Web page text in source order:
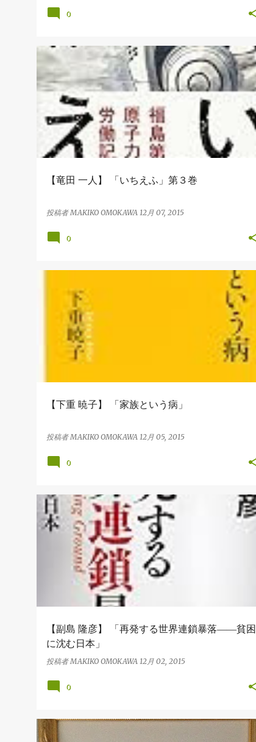
0
【竜田 一人】 「いちえふ」第３巻
投稿者MAKIKO OMOKAWA 12月 07, 2015
0
【下重 暁子】 「家族という病」
投稿者MAKIKO OMOKAWA 12月 05, 2015
0
【副島 隆彦】 「再発する世界連鎖暴落――貧困
に沈む日本」
投稿者MAKIKO OMOKAWA 12月 02, 2015
BOOK
0